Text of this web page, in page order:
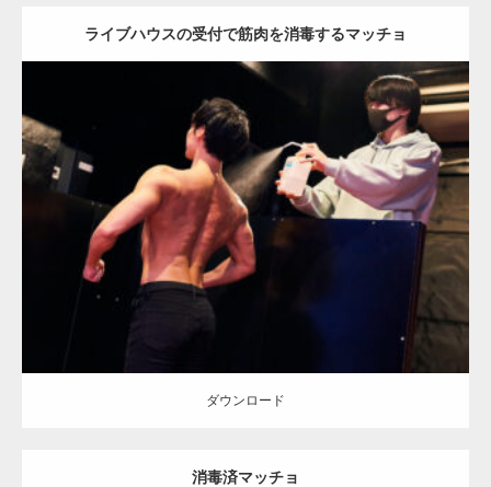
ライブハウスの受付で筋肉を消毒するマッチョ
Update: 2023.02.11
Category: アイドルとマッチョ その他 AKIHITO(細マッチョ) 背中 名
古屋 (愛知)
ダウンロード
ダウンロード
消毒済マッチョ